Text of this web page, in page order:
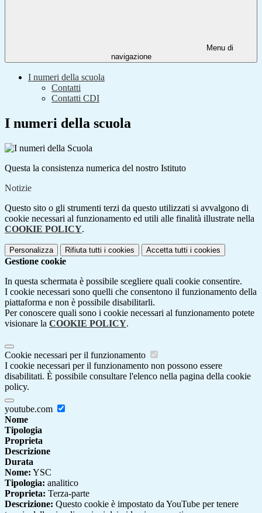
Menu di
navigazione
I numeri della scuola
Contatti
Contatti CDI
I numeri della scuola
Questa la consistenza numerica del nostro Istituto
Notizie
Questo sito o gli strumenti terzi da questo utilizzati si avvalgono di
cookie necessari al funzionamento ed utili alle finalità illustrate nella
COOKIE POLICY.
Personalizza Rifiuta tutti i cookies Accetta tutti i cookies
Gestione cookie
In questa schermata è possibile scegliere quali cookie consentire.
I cookie necessari sono quelli che consentono il funzionamento della
piattaforma e non è possibile disabilitarli.
Per conoscere quali sono i cookie necessari al funzionamento potete
visionare la COOKIE POLICY.
Cookie necessari per il funzionamento
I cookie necessari per il funzionamento non possono essere
disabilitati. È possibile consultare l'elenco nella pagina della cookie
policy.
youtube.com
Nome
Tipologia
Proprieta
Descrizione
Durata
Nome: YSC
Tipologia: analitico
Proprieta: Terza-parte
Descrizione: Questo cookie è impostato da YouTube per tenere